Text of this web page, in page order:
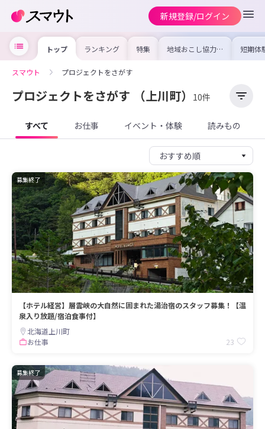
新規登録/ログイン
トップ ランキング 特集 地域おこし協力隊
の求人やイベント
を集めました！仕
けよう
短期体
り〜数
域を知
スマウト プロジェクトをさがす
プロジェクトをさがす （上川町） 10件
すべて お仕事 イベント・体験 読みもの
募集終了
【ホテル経営】層雲峡の大自然に囲まれた湯治宿のスタッフ募集！【温
泉入り放題/宿泊食事付】
北海道上川町
お仕事
23
募集終了